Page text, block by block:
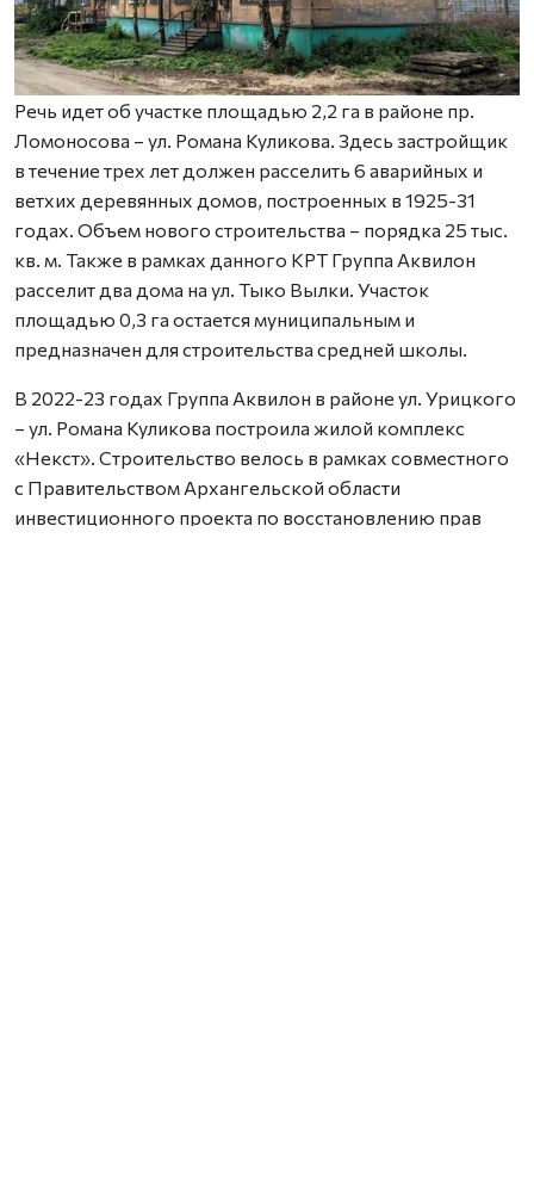
Речь идет об участке площадью 2,2 га в районе пр.
Ломоносова – ул. Романа Куликова. Здесь застройщик
в течение трех лет должен расселить 6 аварийных и
ветхих деревянных домов, построенных в 1925-31
годах. Объем нового строительства – порядка 25 тыс.
кв. м. Также в рамках данного КРТ Группа Аквилон
расселит два дома на ул. Тыко Вылки. Участок
площадью 0,3 га остается муниципальным и
предназначен для строительства средней школы.
В 2022-23 годах Группа Аквилон в районе ул. Урицкого
– ул. Романа Куликова построила жилой комплекс
«Некст». Строительство велось в рамках совместного
с Правительством Архангельской области
инвестиционного проекта по восстановлению прав